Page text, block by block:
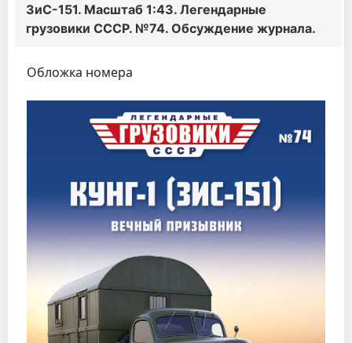
ЗиС-151. Масштаб 1:43. Легендарные
грузовики СССР. №74. Обсуждение журнала.
Обложка номера